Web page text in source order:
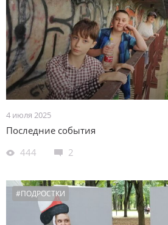
4 июля 2025
Последние события
444
2
#ПОДРОСТКИ